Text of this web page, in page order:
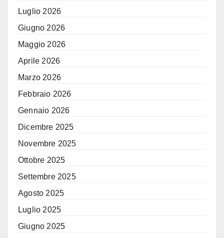
Luglio 2026
Giugno 2026
Maggio 2026
Aprile 2026
Marzo 2026
Febbraio 2026
Gennaio 2026
Dicembre 2025
Novembre 2025
Ottobre 2025
Settembre 2025
Agosto 2025
Luglio 2025
Giugno 2025